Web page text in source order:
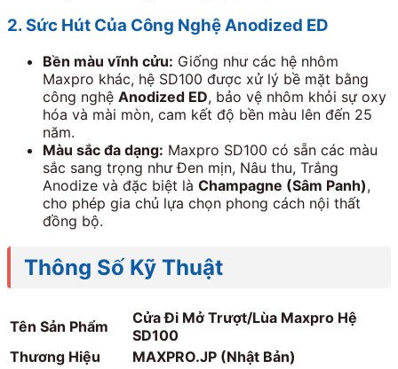
2. Sức Hút Của Công Nghệ Anodized ED
Bền màu vĩnh cửu: Giống như các hệ nhôm
Maxpro khác, hệ SD100 được xử lý bề mặt bằng
công nghệ Anodized ED, bảo vệ nhôm khỏi sự oxy
hóa và mài mòn, cam kết độ bền màu lên đến 25
năm.
Màu sắc đa dạng: Maxpro SD100 có sẵn các màu
sắc sang trọng như Đen mịn, Nâu thu, Trắng
Anodize và đặc biệt là Champagne (Sâm Panh),
cho phép gia chủ lựa chọn phong cách nội thất
đồng bộ.
Thông Số Kỹ Thuật
Tên Sản Phẩm
Cửa Đi Mở Trượt/Lùa Maxpro Hệ
SD100
Thương Hiệu
MAXPRO.JP (Nhật Bản)